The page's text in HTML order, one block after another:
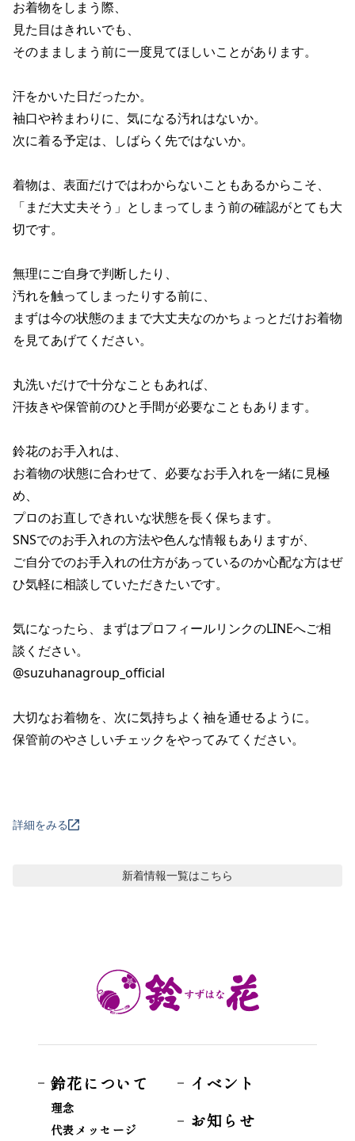
お着物をしまう際、
見た目はきれいでも、
そのまましまう前に一度見てほしいことがあります。
汗をかいた日だったか。
袖口や衿まわりに、気になる汚れはないか。
次に着る予定は、しばらく先ではないか。
着物は、表面だけではわからないこともあるからこそ、
「まだ大丈夫そう」としまってしまう前の確認がとても大
切です。
無理にご自身で判断したり、
汚れを触ってしまったりする前に、
まずは今の状態のままで大丈夫なのかちょっとだけお着物
を見てあげてください。
丸洗いだけで十分なこともあれば、
汗抜きや保管前のひと手間が必要なこともあります。
鈴花のお手入れは、
お着物の状態に合わせて、必要なお手入れを一緒に見極
め、
プロのお直しできれいな状態を長く保ちます。
SNSでのお手入れの方法や色んな情報もありますが、
ご自分でのお手入れの仕方があっているのか心配な方はぜ
ひ気軽に相談していただきたいです。
気になったら、まずはプロフィールリンクのLINEへご相
談ください。
@suzuhanagroup_official
大切なお着物を、次に気持ちよく袖を通せるように。
保管前のやさしいチェックをやってみてください。
詳細をみる
新着情報一覧はこちら
鈴花について
理念
代表メッセージ
イベント
お知らせ